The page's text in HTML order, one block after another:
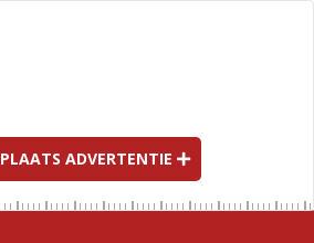
PLAATS ADVERTENTIE